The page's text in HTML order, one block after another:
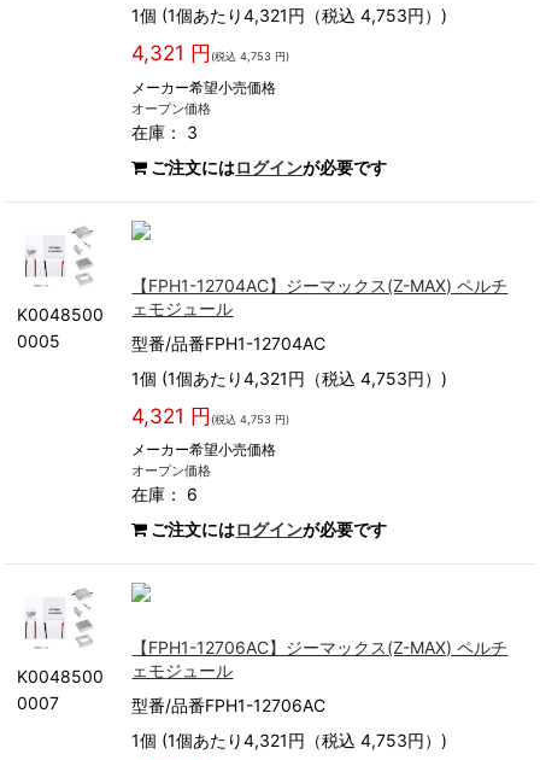
1個 (1個あたり4,321円（税込 4,753円）)
4,321 円 (税込 4,753 円)
メーカー希望小売価格
オープン価格
在庫： 3
ご注文にはログインが必要です
K0048500
0005
【FPH1-12704AC】ジーマックス(Z-MAX) ペルチ
ェモジュール
型番/品番FPH1-12704AC
1個 (1個あたり4,321円（税込 4,753円）)
4,321 円 (税込 4,753 円)
メーカー希望小売価格
オープン価格
在庫： 6
ご注文にはログインが必要です
K0048500
0007
【FPH1-12706AC】ジーマックス(Z-MAX) ペルチ
ェモジュール
型番/品番FPH1-12706AC
1個 (1個あたり4,321円（税込 4,753円）)